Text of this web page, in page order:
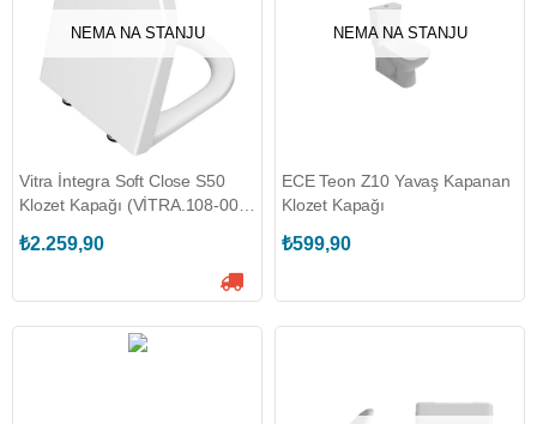
NEMA NA STANJU
Vitra İntegra Soft Close S50
Klozet Kapağı (VİTRA.108-003-
₺2.259,90
NEMA NA STANJU
ECE Teon Z10 Yavaş Kapanan
Klozet Kapağı
₺599,90